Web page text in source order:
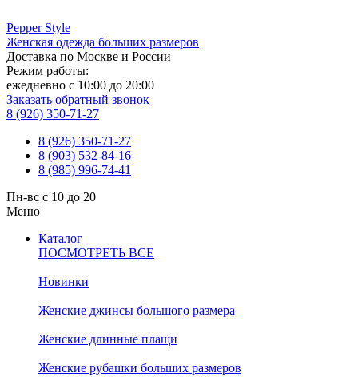
Pepper Style
Женская одежда больших размеров
Доставка по Москве и России
Режим работы:
ежедневно с 10:00 до 20:00
Заказать обратный звонок
8 (926) 350-71-27
8 (926) 350-71-27
8 (903) 532-84-16
8 (985) 996-74-41
Пн-вс с 10 до 20
Меню
Каталог
ПОСМОТРЕТЬ ВСЕ
Новинки
Женские джинсы большого размера
Женские длинные плащи
Женские рубашки больших размеров